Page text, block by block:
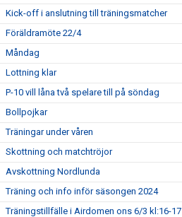
Kick-off i anslutning till träningsmatcher
Föräldramöte 22/4
Måndag
Lottning klar
P-10 vill låna två spelare till på söndag
Bollpojkar
Träningar under våren
Skottning och matchtröjor
Avskottning Nordlunda
Träning och info inför säsongen 2024
Träningstillfälle i Airdomen ons 6/3 kl:16-17